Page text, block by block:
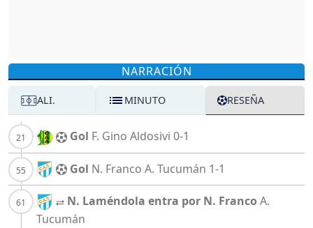
NARRACIÓN
ALI. MINUTO RESEÑA
Gol F. Gino Aldosivi 0-1
Gol N. Franco A. Tucumán 1-1
N. Laméndola entra por N. Franco A.
Tucumán